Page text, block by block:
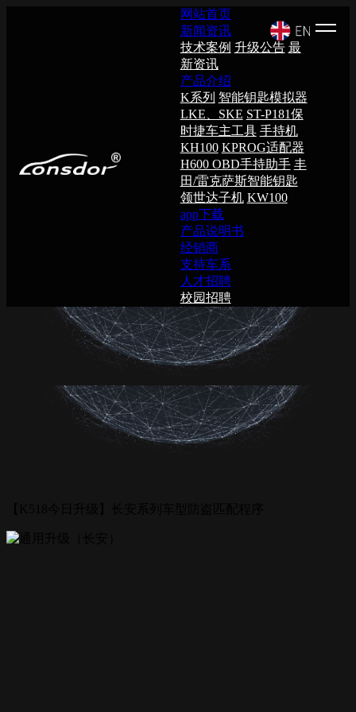
网站首页
新闻资讯
技术案例 升级公告 最
新资讯
产品介绍
K系列 智能钥匙模拟器
LKE、SKE ST-P181保
时捷车主工具 手持机
KH100 KPROG适配器
H600 OBD手持助手 丰
田/雷克萨斯智能钥匙
领世达子机 KW100
app下载
产品说明书
经销商
支持车系
人才招聘
校园招聘